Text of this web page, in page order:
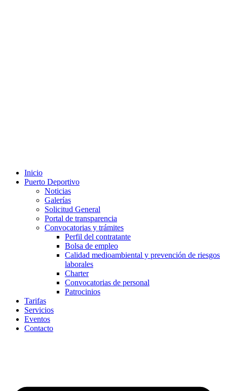
Inicio
Puerto Deportivo
Noticias
Galerías
Solicitud General
Portal de transparencia
Convocatorias y trámites
Perfil del contratante
Bolsa de empleo
Calidad medioambiental y prevención de riesgos
laborales
Charter
Convocatorias de personal
Patrocinios
Tarifas
Servicios
Eventos
Contacto